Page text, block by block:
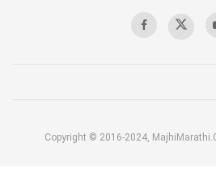
Copyright © 2016-2024,